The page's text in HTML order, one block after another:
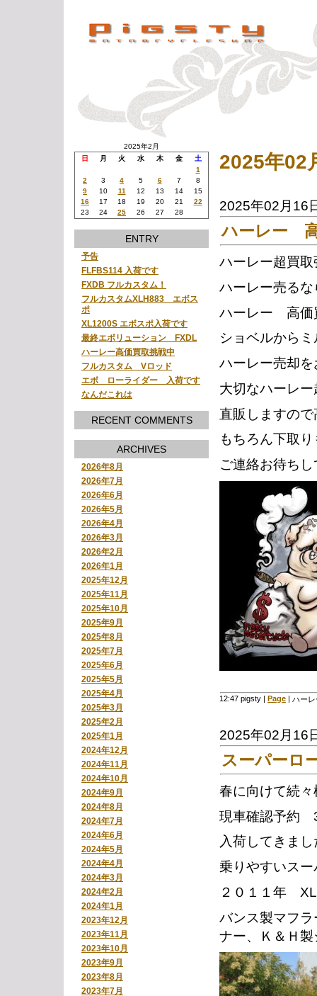
2025年2月
日
月 火 水 木 金
土
1
2
3 4 5 6 7
8
9
10 11 12 13 14
15
16
17 18 19 20 21
22
23
24 25 26 27 28
ENTRY
予告
FLFBS114 入荷です
FXDB フルカスタム！
フルカスタムXLH883 エボス
ポ
XL1200S エボスポ入荷です
最終エボリューション FXDL
ハーレー高価買取挑戦中
フルカスタム Vロッド
エボ ローライダー 入荷です
なんだこれは
RECENT COMMENTS
ARCHIVES
2026年8月
2026年7月
2026年6月
2026年5月
2026年4月
2026年3月
2026年2月
2026年1月
2025年12月
2025年11月
2025年10月
2025年9月
2025年8月
2025年7月
2025年6月
2025年5月
2025年4月
2025年3月
2025年2月
2025年1月
2024年12月
2024年11月
2024年10月
2024年9月
2024年8月
2024年7月
2024年6月
2024年5月
2024年4月
2024年3月
2024年2月
2024年1月
2023年12月
2023年11月
2023年10月
2023年9月
2023年8月
2023年7月
2025年02
2025年02月16
ハーレー
ハーレー超買
ハーレー売るな
ハーレー 高価
ショベルから
ハーレー売却
大切なハーレ
直販しますの
もちろん下取
ご連絡お待ち
12:47 pigsty | Page | ハー
2025年02月16
スーパーロ
春に向けて続
現車確認予約
入荷してきまし
乗りやすいス
２０１１年
バンス製マフ
ナー、Ｋ＆Ｈ